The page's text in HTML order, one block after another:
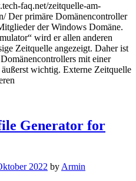
faq.net/zeitquelle-am-
Der primäre Domänencontroller
der Windows Domäne.
wird er allen anderen
Zeitquelle angezeigt. Daher ist
mit einer
wichtig. Externe Zeitquelle
Generator for
2022 by Armin